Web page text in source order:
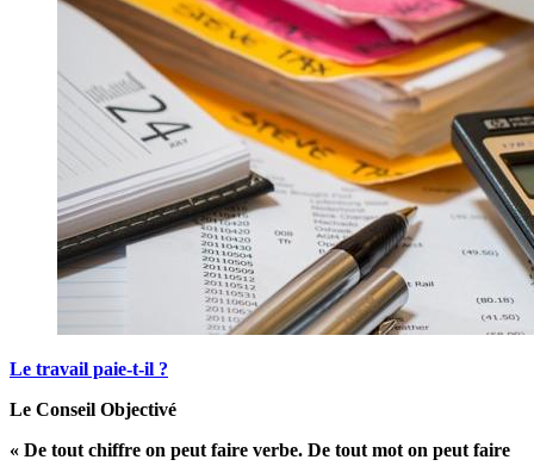
Le travail paie-t-il ?
Le Conseil Objectivé
« De tout chiffre on peut faire verbe. De tout mot on peut faire